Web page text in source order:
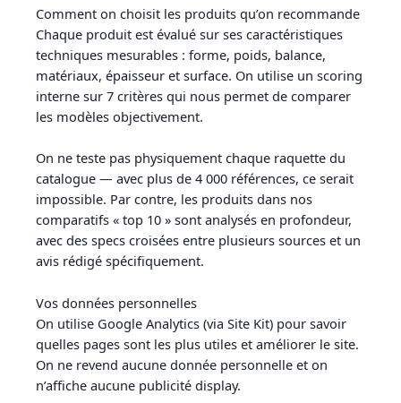
Comment on choisit les produits qu’on recommande
Chaque produit est évalué sur ses caractéristiques
techniques mesurables : forme, poids, balance,
matériaux, épaisseur et surface. On utilise un scoring
interne sur 7 critères qui nous permet de comparer
les modèles objectivement.
On ne teste pas physiquement chaque raquette du
catalogue — avec plus de 4 000 références, ce serait
impossible. Par contre, les produits dans nos
comparatifs « top 10 » sont analysés en profondeur,
avec des specs croisées entre plusieurs sources et un
avis rédigé spécifiquement.
Vos données personnelles
On utilise Google Analytics (via Site Kit) pour savoir
quelles pages sont les plus utiles et améliorer le site.
On ne revend aucune donnée personnelle et on
n’affiche aucune publicité display.